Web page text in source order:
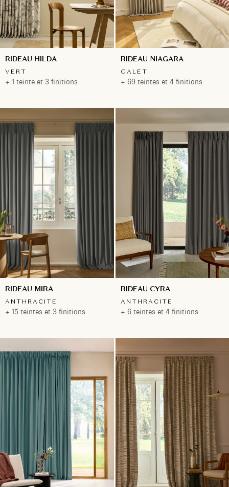
RIDEAU HILDA
VERT
+ 1 teinte et 3 finitions
RIDEAU NIAGARA
GALET
+ 69 teintes et 4 finitions
RIDEAU MIRA
ANTHRACITE
+ 15 teintes et 3 finitions
RIDEAU CYRA
ANTHRACITE
+ 6 teintes et 4 finitions